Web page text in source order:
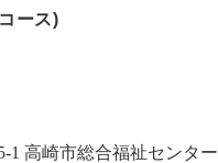
ース)
1 高崎市総合福祉センター